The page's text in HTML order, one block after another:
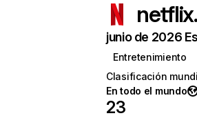
junio de 2026
Entretenimiento
Clasificación
En todo el mundo
23